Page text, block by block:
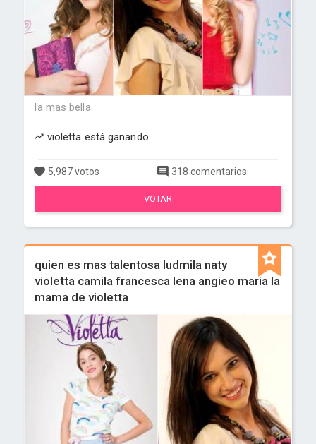
la mas bella
violetta está ganando
5,987 votos 318 comentarios
VOTAR
quien es mas talentosa ludmila naty
violetta camila francesca lena angieo maria la
mama de violetta